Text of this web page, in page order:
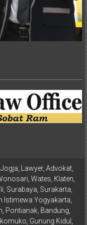
Lawyer, Advokat,
Wates, Klaten,
Surabaya, Surakarta,
Istimewa Yogyakarta,
Pontianak, Bandung,
Gunung Kidul,